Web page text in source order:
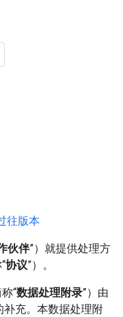
往版本
伙伴”）就提供处理方
协议”）。
“数据处理附录”）由
充。本数据处理附